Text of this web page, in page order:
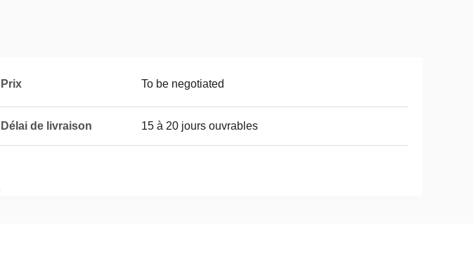
Prix To be negotiated
Délai de livraison 15 à 20 jours ouvrables